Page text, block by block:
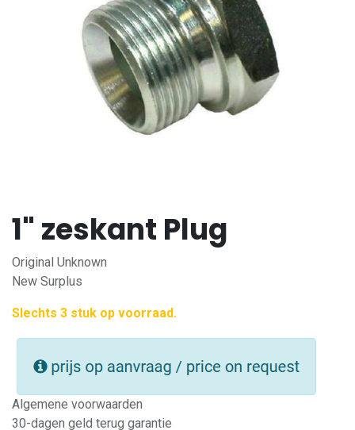
1" zeskant Plug
Original Unknown
New Surplus
Slechts 3 stuk op voorraad.
Algemene voorwaarden
30-dagen geld terug garantie